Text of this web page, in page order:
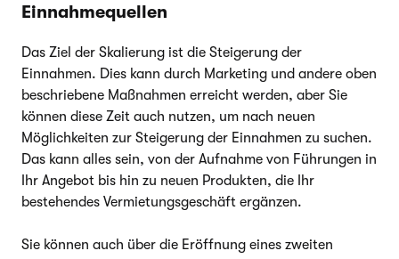
Einnahmequellen
Das Ziel der Skalierung ist die Steigerung der
Einnahmen. Dies kann durch Marketing und andere oben
beschriebene Maßnahmen erreicht werden, aber Sie
können diese Zeit auch nutzen, um nach neuen
Möglichkeiten zur Steigerung der Einnahmen zu suchen.
Das kann alles sein, von der Aufnahme von Führungen in
Ihr Angebot bis hin zu neuen Produkten, die Ihr
bestehendes Vermietungsgeschäft ergänzen.
Sie können auch über die Eröffnung eines zweiten